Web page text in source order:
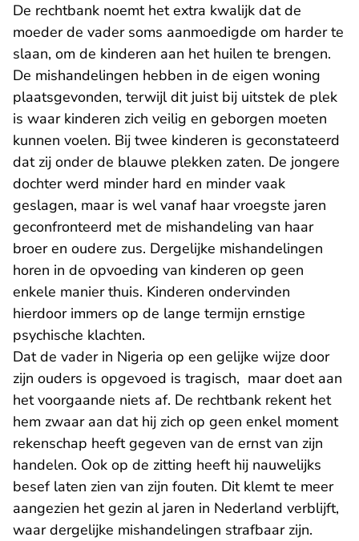
De rechtbank noemt het extra kwalijk dat de
moeder de vader soms aanmoedigde om harder te
slaan, om de kinderen aan het huilen te brengen.
De mishandelingen hebben in de eigen woning
plaatsgevonden, terwijl dit juist bij uitstek de plek
is waar kinderen zich veilig en geborgen moeten
kunnen voelen. Bij twee kinderen is geconstateerd
dat zij onder de blauwe plekken zaten. De jongere
dochter werd minder hard en minder vaak
geslagen, maar is wel vanaf haar vroegste jaren
geconfronteerd met de mishandeling van haar
broer en oudere zus. Dergelijke mishandelingen
horen in de opvoeding van kinderen op geen
enkele manier thuis. Kinderen ondervinden
hierdoor immers op de lange termijn ernstige
psychische klachten.
Dat de vader in Nigeria op een gelijke wijze door
zijn ouders is opgevoed is tragisch, maar doet aan
het voorgaande niets af. De rechtbank rekent het
hem zwaar aan dat hij zich op geen enkel moment
rekenschap heeft gegeven van de ernst van zijn
handelen. Ook op de zitting heeft hij nauwelijks
besef laten zien van zijn fouten. Dit klemt te meer
aangezien het gezin al jaren in Nederland verblijft,
waar dergelijke mishandelingen strafbaar zijn.